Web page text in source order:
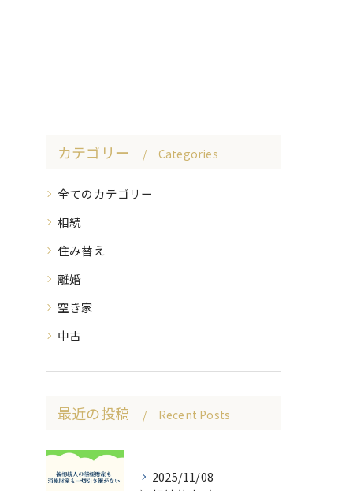
カテゴリー Categories
全てのカテゴリー
相続
住み替え
離婚
空き家
中古
最近の投稿 Recent Posts
2025/11/08